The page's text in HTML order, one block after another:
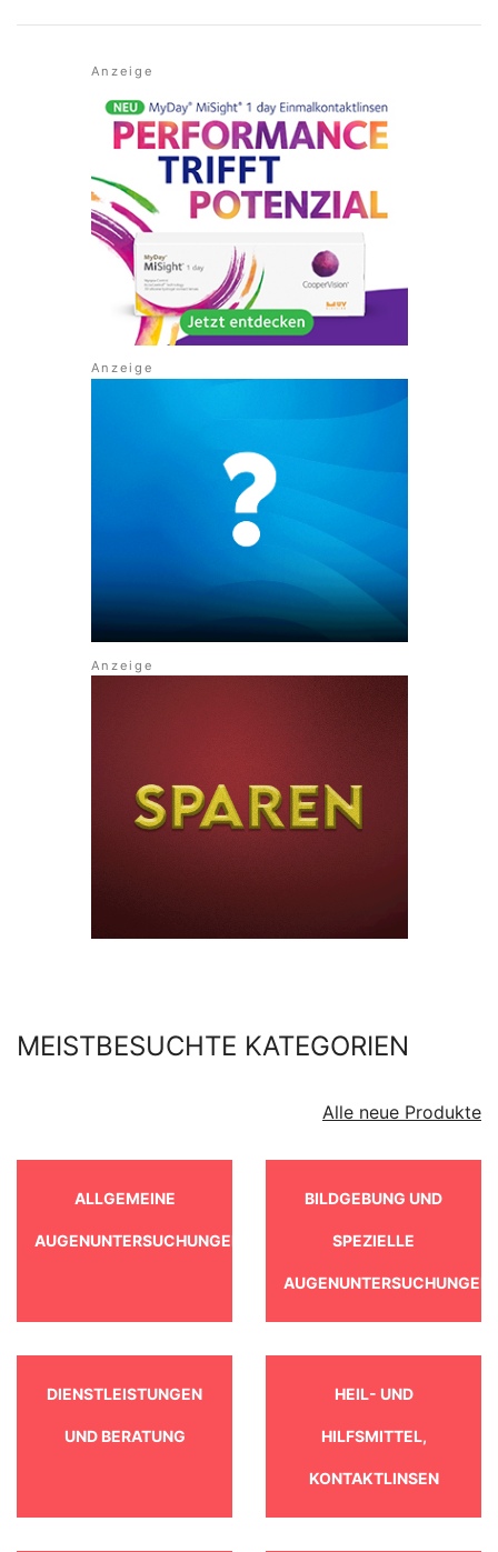
MEISTBESUCHTE KATEGORIEN
Alle neue Produkte
ALLGEMEINE
AUGENUNTERSUCHUNGEN
BILDGEBUNG UND
SPEZIELLE
AUGENUNTERSUCHUNGEN
DIENSTLEISTUNGEN
UND BERATUNG
HEIL- UND
HILFSMITTEL,
KONTAKTLINSEN